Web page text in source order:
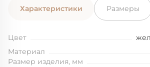
Характеристики Размеры
Цвет
Материал
Размер изделия, мм